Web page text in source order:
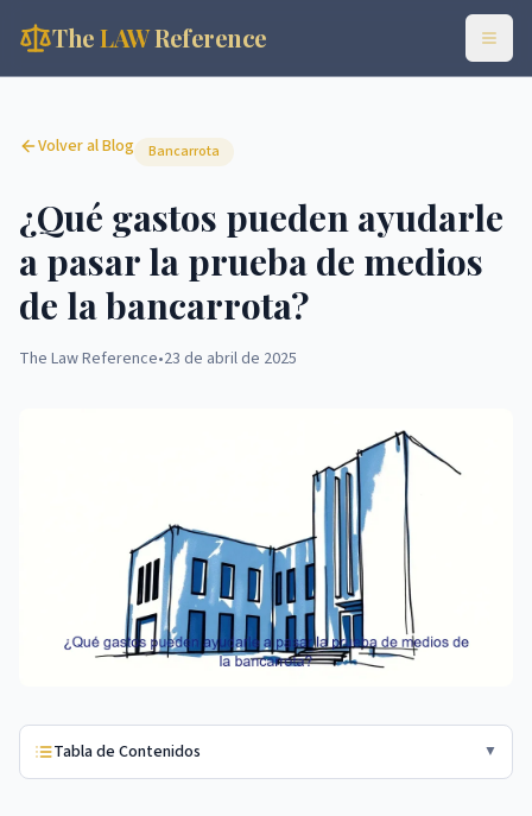
TheLAWReference
Volver al Blog Bancarrota
¿Qué gastos pueden ayudarle
a pasar la prueba de medios
de la bancarrota?
The Law Reference•23 de abril de 2025
Tabla de Contenidos ▼